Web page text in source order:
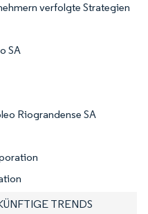
verfolgte Strategien
SA
Riograndense SA
TRENDS